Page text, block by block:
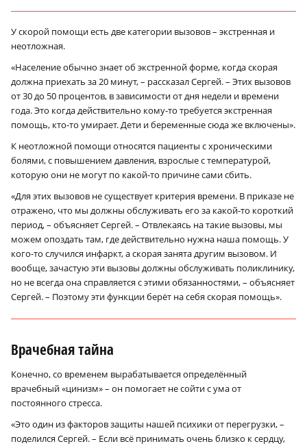
У скорой помощи есть две категории вызовов – экстренная и
неотложная.
«Население обычно знает об экстренной форме, когда скорая
должна приехать за 20 минут, – рассказал Сергей. – Этих вызовов
от 30 до 50 процентов, в зависимости от дня недели и времени
года. Это когда действительно кому-то требуется экстренная
помощь, кто-то умирает. Дети и беременные сюда же включены».
К неотложной помощи относятся пациенты с хроническими
болями, с повышением давления, взрослые с температурой,
которую они не могут по какой-то причине сами сбить.
«Для этих вызовов не существует критерия времени. В приказе не
отражено, что мы должны обслуживать его за какой-то короткий
период, – объясняет Сергей. – Отвлекаясь на такие вызовы, мы
можем опоздать там, где действительно нужна наша помощь. У
кого-то случился инфаркт, а скорая занята другим вызовом. И
вообще, зачастую эти вызовы должны обслуживать поликлинику,
но не всегда она справляется с этими обязанностями, – объясняет
Сергей. – Поэтому эти функции берёт на себя скорая помощь».
Врачебная тайна
Конечно, со временем вырабатывается определённый
врачебный «цинизм» – он помогает не сойти с ума от
постоянного стресса.
«Это один из факторов защиты нашей психики от перегрузки, –
поделился Сергей. – Если всё принимать очень близко к сердцу,